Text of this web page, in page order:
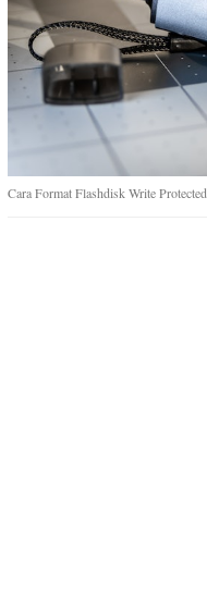
Cara Format Flashdisk Write Protected